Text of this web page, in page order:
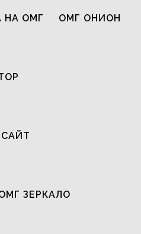
НА ОМГ ОМГ ОНИОН
ЗЕРКАЛО